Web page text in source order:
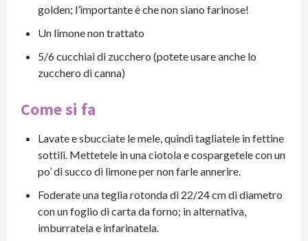
golden; l’importante è che non siano farinose!
Un limone non trattato
5/6 cucchiai di zucchero (potete usare anche lo
zucchero di canna)
Come si fa
Lavate e sbucciate le mele, quindi tagliatele in fettine
sottili. Mettetele in una ciotola e cospargetele con un
po’ di succo di limone per non farle annerire.
Foderate una teglia rotonda di 22/24 cm di diametro
con un foglio di carta da forno; in alternativa,
imburratela e infarinatela.